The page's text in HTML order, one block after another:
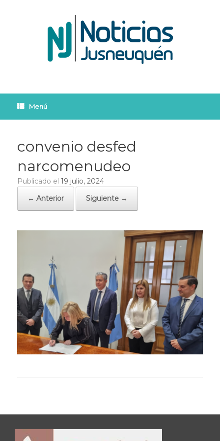
Menú
convenio desfed
narcomenudeo
Publicado el 19 julio, 2024
← Anterior
Siguiente →